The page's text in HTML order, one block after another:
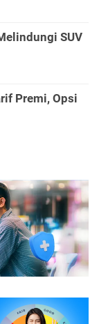
SUV
Premi, Opsi